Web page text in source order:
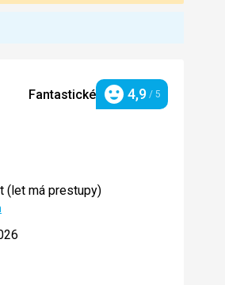
Fantastické Hodnotenie
4,9 / 5
(let má prestupy)